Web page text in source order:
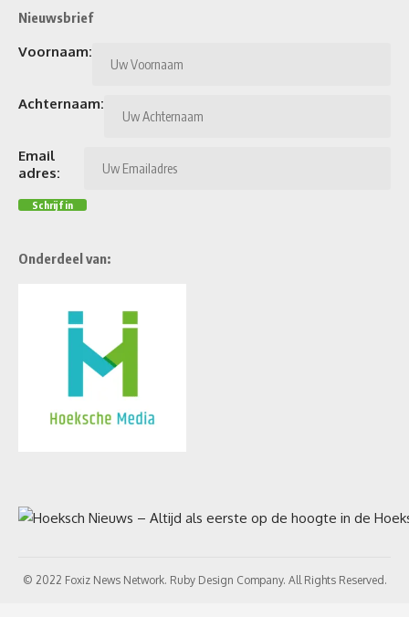
Nieuwsbrief
Voornaam:
Achternaam:
Email
adres:
Onderdeel van:
© 2022 Foxiz News Network. Ruby Design Company. All Rights Reserved.